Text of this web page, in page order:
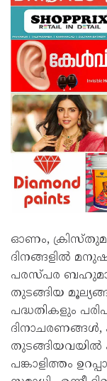
ഓണം,
ദിനങ്ങളിൽ
പരസ്പര
തുടങ്ങിയ
പദ്ധതികളും
ദിനാചരണങ്ങൾ,
തുടങ്ങിയവയിൽ
പങ്കാളിത്തം